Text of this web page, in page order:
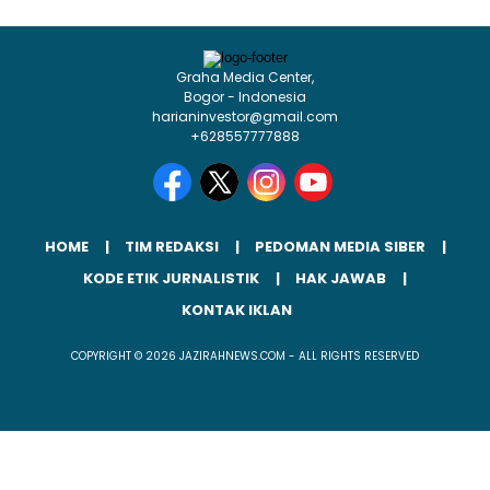
Graha Media Center,
Bogor - Indonesia
harianinvestor@gmail.com
+628557777888
HOME TIM REDAKSI
PEDOMAN MEDIA SIBER
KODE ETIK JURNALISTIK
HAK JAWAB
KONTAK IKLAN
COPYRIGHT © 2026 JAZIRAHNEWS.COM - ALL RIGHTS RESERVED